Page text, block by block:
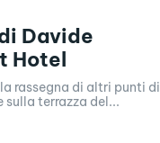
Davide
Hotel
rassegna di altri punti di
terrazza del...